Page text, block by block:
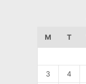
M T
3 4